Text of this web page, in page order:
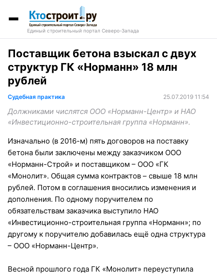
Единый строительный портал Северо-Запада
Поставщик бетона взыскал с двух
структур ГК «Норманн» 18 млн
рублей
Судебная практика 25.07.2019 11:54
Должниками числятся ООО «Норманн-Центр» и НАО
«Инвестиционно-строительная группа «Норманн».
Изначально (в 2016-м) пять договоров на поставку
бетона были заключены между заказчиком ООО
«Норманн-Строй» и поставщиком – ООО «ГК
«Монолит». Общая сумма контрактов – свыше 18 млн
рублей. Потом в соглашения вносились изменения и
дополнения. По одному поручителем по
обязательствам заказчика выступило НАО
«Инвестиционно-строительная группа «Норманн»; по
другому к поручителю добавилась ещё одна структура
– ООО «Норманн-Центр».
Весной прошлого года ГК «Монолит» переуступила